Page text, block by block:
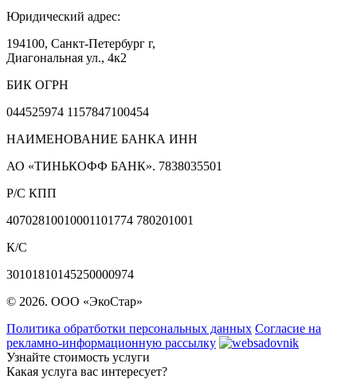
Юридический адрес:
194100, Санкт-Петербург г,
Диагональная ул., 4к2
БИК ОГРН
044525974 1157847100454
НАИМЕНОВАНИЕ БАНКА ИНН
АО «ТИНЬКОФФ БАНК». 7838035501
Р/С КПП
40702810010001101774 780201001
К/С
30101810145250000974
© 2026. ООО «ЭкоСтар»
Политика обратботки персональных данных Согласие на
рекламно-информационную рассылку
Узнайте стоимость услуги
Какая услуга вас интересует?